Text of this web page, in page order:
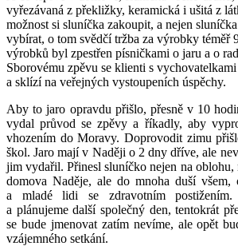
vyřezávaná z překližky, keramická i ušitá z
možnost si sluníčka zakoupit, a nejen
vybírat, o tom svědčí tržba za výrobky téměř
výrobků byl zpestřen písničkami o jaru a o
Sborovému zpěvu se klienti s
a sklízí na veřejných vystoupeních úspěchy.
Aby to jaro opravdu přišlo, přesně v 10
vydal průvod se zpěvy a říkadly, aby
vhozením do Moravy. Doprovodit zimu
škol. Jaro mají v Naději o 2 dny dříve, ale
jim vydařil. Přinesl sluníčko nejen na oblohu,
domova Naděje, ale do mnoha duší
a mladé lidi se zdravotním
a plánujeme další společný den, tentokrát
se bude jmenovat zatím nevíme, ale opět
vzájemného setkání.